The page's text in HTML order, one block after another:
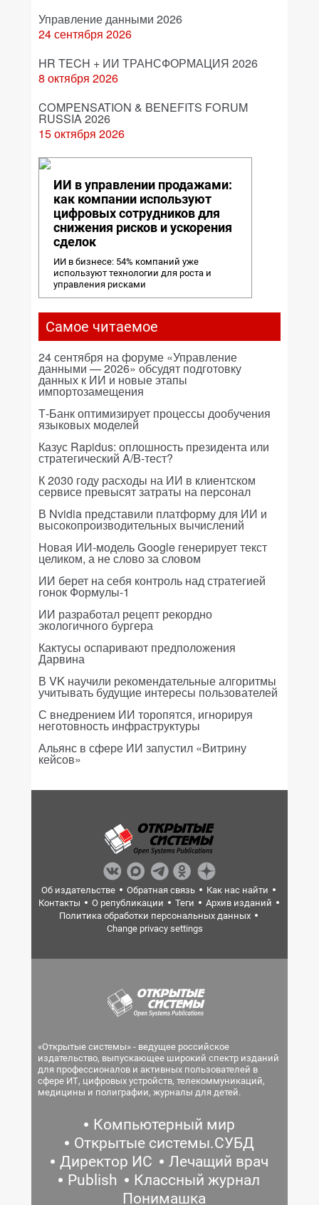
Управление данными 2026
24 сентября 2026
HR TECH + ИИ ТРАНСФОРМАЦИЯ 2026
8 октября 2026
COMPENSATION & BENEFITS FORUM
RUSSIA 2026
15 октября 2026
ИИ в управлении продажами:
как компании используют
цифровых сотрудников для
снижения рисков и ускорения
сделок
ИИ в бизнесе: 54% компаний уже
используют технологии для роста и
управления рисками
Самое читаемое
24 сентября на форуме «Управление
данными — 2026» обсудят подготовку
данных к ИИ и новые этапы
импортозамещения
Т-Банк оптимизирует процессы дообучения
языковых моделей
Казус Rapidus: оплошность президента или
стратегический A/B-тест?
К 2030 году расходы на ИИ в клиентском
сервисе превысят затраты на персонал
В Nvidia представили платформу для ИИ и
высокопроизводительных вычислений
Новая ИИ-модель Google генерирует текст
целиком, а не слово за словом
ИИ берет на себя контроль над стратегией
гонок Формулы-1
ИИ разработал рецепт рекордно
экологичного бургера
Кактусы оспаривают предположения
Дарвина
В VK научили рекомендательные алгоритмы
учитывать будущие интересы пользователей
С внедрением ИИ торопятся, игнорируя
неготовность инфраструктуры
Альянс в сфере ИИ запустил «Витрину
кейсов»
Об издательстве Обратная связь
Как нас найти
Контакты
О републикации Теги
Архив изданий
Политика обработки персональных данных
Change privacy settings
«Открытые системы» - ведущее российское
издательство, выпускающее широкий спектр изданий
для профессионалов и активных пользователей в
сфере ИТ, цифровых устройств, телекоммуникаций,
медицины и полиграфии, журналы для детей.
Компьютерный мир
Открытые системы.СУБД
Директор ИС
Лечащий врач
Publish
Классный журнал
Понимашка